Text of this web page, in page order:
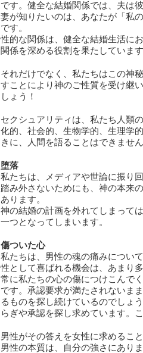
です。健全な結婚関係では、夫は
妻が知りたいのは、あなたが「私
です。
性的な関係は、健全な結婚生活に
関係を深める役割を果たしています
それだけでなく、私たちはこの神
すことにより神のご性質を受け継
しょう！
セクシュアリティは、私たち人類
化的、社会的、生物学的、生理学
きに、人間を語ることはできません
堕落
私たちは、メディアや世論に振り
踏み外さないためにも、神の本来
あります。
神の結婚の計画を外れてしまって
一つとなってしまいます。
傷ついた心
私たちは、男性の魂の痛みについ
性として喜ばれる機会は、あまり
常に私たちの心の傷につけこんで
です。承認要求が満たされないま
るものを探し続けているのでしょ
らぎや承認を探し求めています。
男性がその答えを女性に求めること
男性の本質は、自分の強さにあり